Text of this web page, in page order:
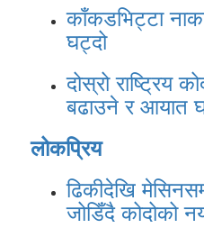
काँकडभिट्टा
घट्दो
दोस्रो राष्ट्रिय
बढाउने र आयात
लोकप्रिय
ढिकीदेखि
जोडिँदै कोदोको